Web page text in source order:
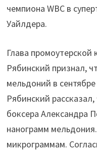
чемпиона WBC в
Уайлдера.
Глава
Рябинский признал,
мельдоний в
Рябинский
боксера Александра
нанограмм
микрограммам.